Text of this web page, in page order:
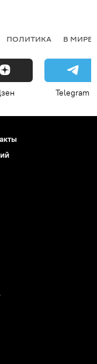
ПОЛИТИКА В МИРЕ
Telegram